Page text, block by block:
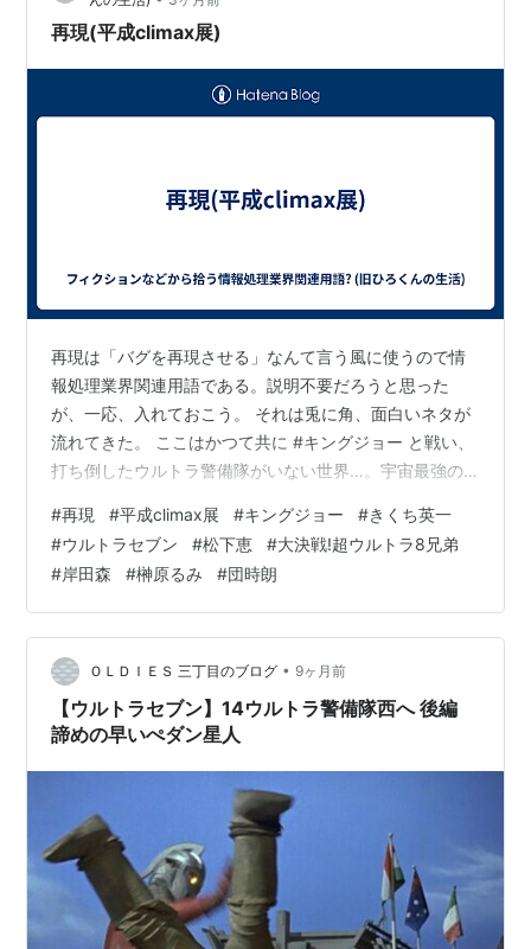
再現(平成climax展)
再現は「バグを再現させる」なんて言う風に使うので情
報処理業界関連用語である。説明不要だろうと思った
が、一応、入れておこう。 それは兎に角、面白いネタが
流れてきた。 ここはかつて共に #キングジョー と戦い、
打ち倒したウルトラ警備隊がいない世界…。宇宙最強の
その時、ある人物が救援に駆けつけた！#きくち英一 さ
ん#ウルトラセブン#平成climax展
pic.twitter.com/DnRDSZtDcJ — MAT広報員
(@MAT50TH) 2026年5月3日 #きくち英一 さんと#キン
グジョー の戦いに参戦！2人で肘鉄よ💥#平成クライマッ
クス展#…
#再現 #平成climax展 #キングジョー #きくち英一
#ウルトラセブン #松下恵 #大決戦!超ウルトラ8兄弟
#岸田森 #榊原るみ #団時朗
ＯＬＤＩＥＳ 三丁目のブログ • 9ヶ月前
【ウルトラセブン】14ウルトラ警備隊西へ 後編
諦めの早いぺダン星人